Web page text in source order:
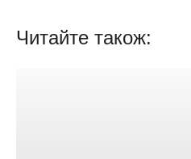
Читайте також: